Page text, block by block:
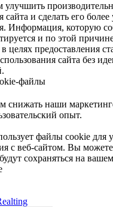
сайта и сделать его
Информация, которую
и по этой
целях предоставления
сайта без
файлы
снижать наши
опыт.
файлы cookie для
с веб-сайтом. Вы
сохраняться на